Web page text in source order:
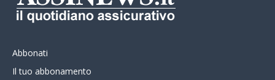
Abbonati
Il tuo abbonamento